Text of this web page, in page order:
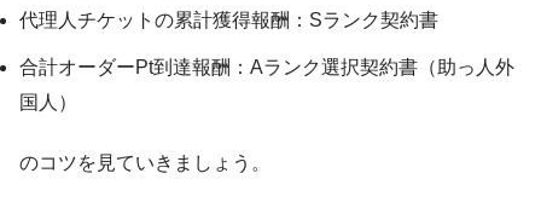
代理人チケットの累計獲得報酬：Sランク契約書
合計オーダーPt到達報酬：Aランク選択契約書（助っ人外
国人）
のコツを見ていきましょう。